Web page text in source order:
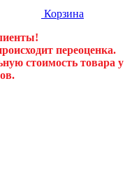
Корзина
переоценка.
стоимость товара у